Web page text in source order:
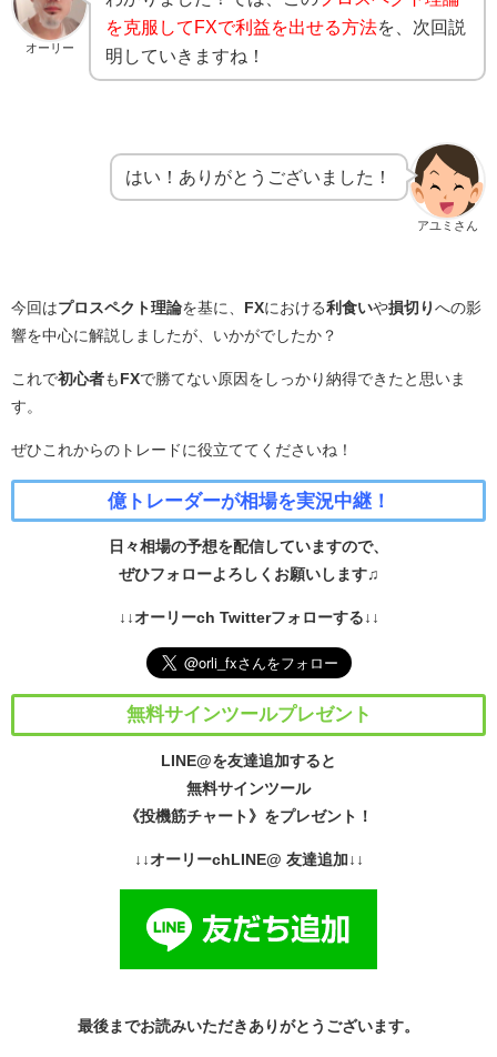
オーリー
を克服して FXで利益を出せる方法を、次回説
明していきますね！
アユミさん
はい！ありがとうございました！
今回はプロスペクト理論を基に、 FXにおける利食いや損切り への影
響を中心に解説しましたが、いかがでしたか？
これで初心者も FXで勝てない原因をしっかり納得できたと思いま
す。
ぜひこれからのトレードに役立ててくださいね！
億トレーダーが相場を実況中継！
日々相場の予想を配信していますので、
ぜひフォローよろしくお願いします♫
↓↓オーリーch Twitterフォローする↓↓
無料サインツールプレゼント
LINE@を友達追加すると
無料サインツール
《投機筋チャート》をプレゼント！
↓↓オーリーchLINE@ 友達追加↓↓
最後までお読みいただきありがとうございます。